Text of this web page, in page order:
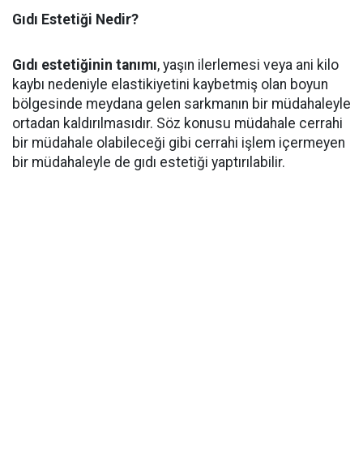
Gıdı Estetiği Nedir?
Gıdı estetiğinin tanımı, yaşın ilerlemesi veya ani kilo
kaybı nedeniyle elastikiyetini kaybetmiş olan boyun
bölgesinde meydana gelen sarkmanın bir müdahaleyle
ortadan kaldırılmasıdır. Söz konusu müdahale cerrahi
bir müdahale olabileceği gibi cerrahi işlem içermeyen
bir müdahaleyle de gıdı estetiği yaptırılabilir.